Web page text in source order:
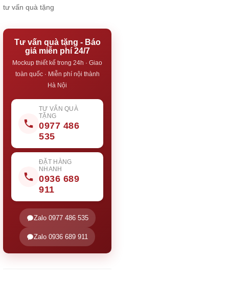
tư vấn quà tặng
Tư vấn quà tặng - Báo
giá miễn phí 24/7
Mockup thiết kế trong 24h · Giao
toàn quốc · Miễn phí nội thành
Hà Nội
TƯ VẤN QUÀ
TẶNG
0977 486
535
ĐẶT HÀNG
NHANH
0936 689
911
Zalo 0977 486 535
Zalo 0936 689 911